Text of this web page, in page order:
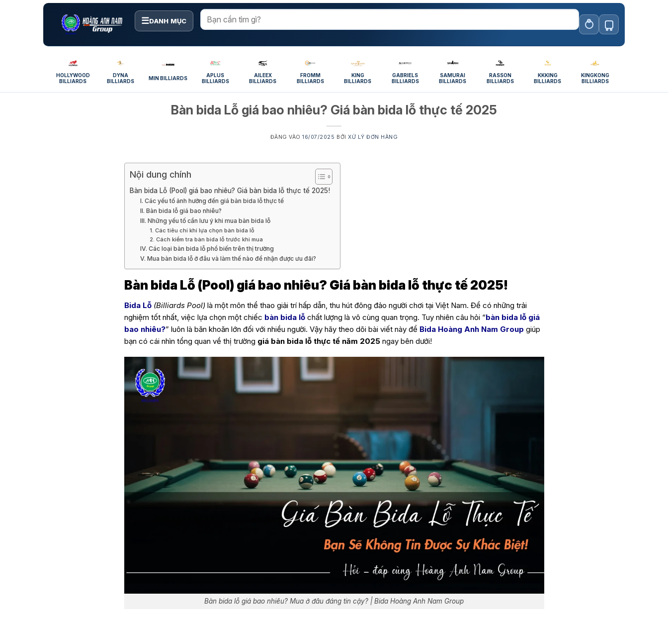
☰DANH MỤC
HOLLYWOOD
BILLIARDS
DYNA
BILLIARDS
MIN BILLIARDS
APLUS
BILLIARDS
AILEEX
BILLIARDS
FROMM
BILLIARDS
KING
BILLIARDS
GABRIELS
BILLIARDS
SAMURAI
BILLIARDS
RASSON
BILLIARDS
KKKING
BILLIARDS
KINGKONG
BILLIARDS
Bàn bida Lỗ giá bao nhiêu? Giá bàn bida lỗ thực tế 2025
ĐĂNG VÀO16/07/2025 BỞIXỬ LÝ ĐƠN HÀNG
Nội dung chính
Bàn bida Lỗ (Pool) giá bao nhiêu? Giá bàn bida lỗ thực tế 2025!
I. Các yếu tố ảnh hưởng đến giá bàn bida lỗ thực tế
II. Bàn bida lỗ giá bao nhiêu?
III. Những yếu tố cần lưu ý khi mua bàn bida lỗ
1. Các tiêu chí khi lựa chọn bàn bida lỗ
2. Cách kiểm tra bàn bida lỗ trước khi mua
IV. Các loại bàn bida lỗ phổ biến trên thị trường
V. Mua bàn bida lỗ ở đâu và làm thế nào để nhận được ưu đãi?
Bàn bida Lỗ (Pool) giá bao nhiêu? Giá bàn bida lỗ thực tế 2025!
Bida Lỗ (Billiards Pool) là một môn thể thao giải trí hấp dẫn, thu hút đông đảo người chơi tại Việt Nam. Để có những trải
nghiệm tốt nhất, việc lựa chọn một chiếc bàn bida lỗchất lượng là vô cùng quan trọng. Tuy nhiên câu hỏi “bàn bida lỗ giá
bao nhiêu?” luôn là băn khoăn lớn đối với nhiều người. Vậy hãy theo dõi bài viết này để Bida Hoàng Anh Nam Group giúp
bạn có cái nhìn tổng quan về thị trường giá bàn bida lỗ thực tế năm 2025ngay bên dưới!
Bàn bida lỗ giá bao nhiêu? Mua ở đâu đáng tin cậy? | Bida Hoàng Anh Nam Group